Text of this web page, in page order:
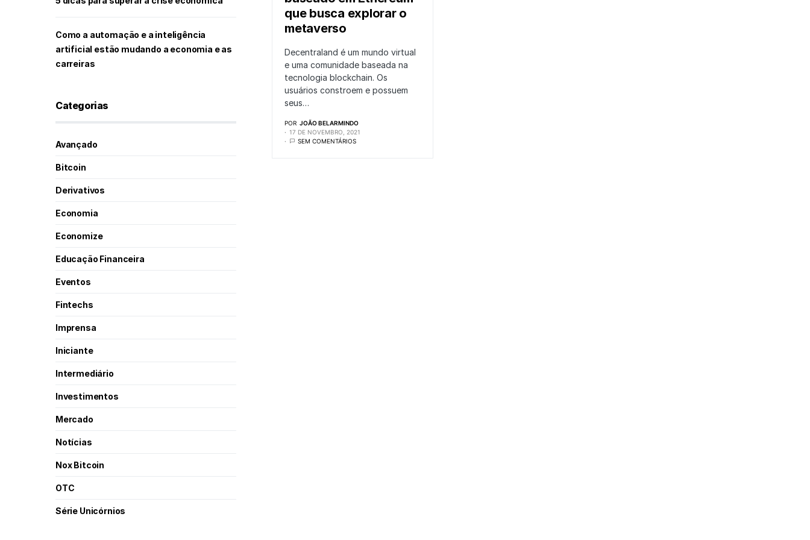
que busca explorar o
metaverso
Decentraland é um mundo virtual
e uma comunidade baseada na
tecnologia blockchain. Os
usuários constroem e possuem
seus…
POR JOÃO BELARMINDO
17 DE NOVEMBRO, 2021
SEM COMENTÁRIOS
Como a automação e a inteligência
artificial estão mudando a economia e as
carreiras
Categorias
Avançado
Bitcoin
Derivativos
Economia
Economize
Educação Financeira
Eventos
Fintechs
Imprensa
Iniciante
Intermediário
Investimentos
Mercado
Notícias
Nox Bitcoin
OTC
Série Unicórnios